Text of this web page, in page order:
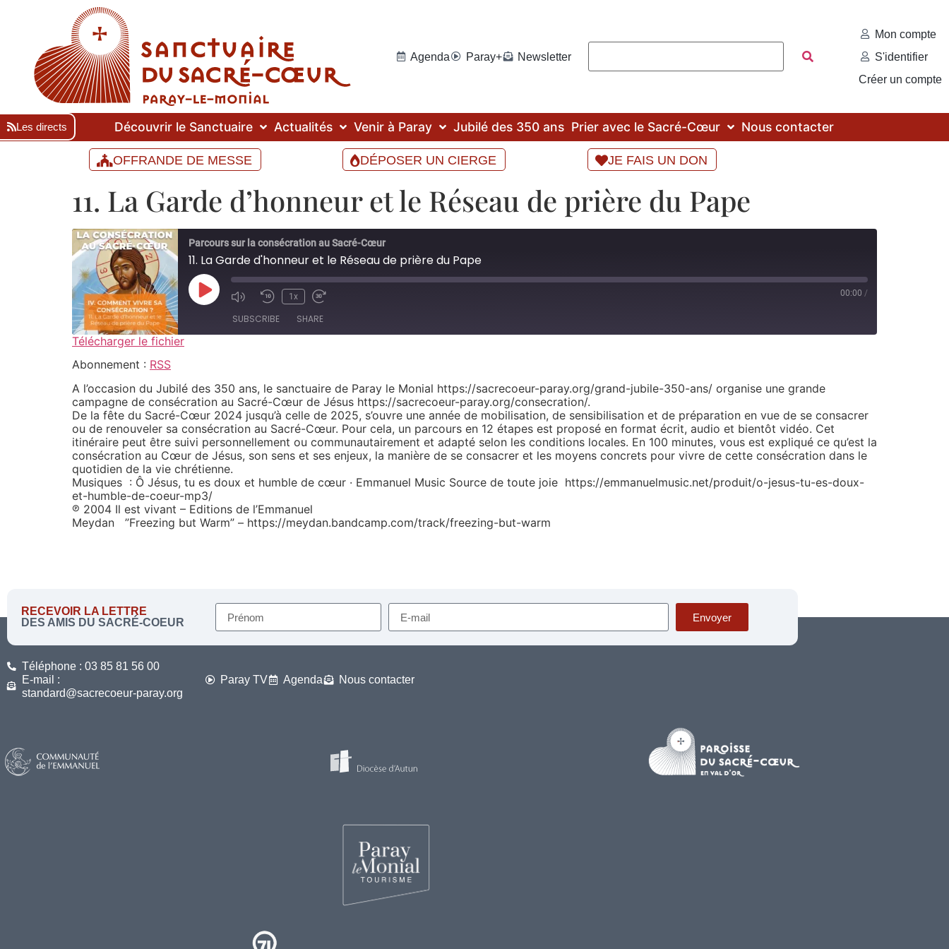
Agenda Paray+ Newsletter
Mon compte
S'identifier
Créer un compte
Les directs Découvrir le Sanctuaire Actualités Venir à Paray Jubilé des 350 ans Prier avec le Sacré-Cœur Nous contacter
OFFRANDE DE MESSE DÉPOSER UN CIERGE JE FAIS UN DON
11. La Garde d’honneur et le Réseau de prière du Pape
Parcours sur la consécration au Sacré-Cœur
11. La Garde d'honneur et le Réseau de prière du Pape
1x 00:00 /
SUBSCRIBE SHARE
RSS
RSS FEED
SHARE
LINK
EMBED
Télécharger le fichier
Abonnement : RSS
A l’occasion du Jubilé des 350 ans, le sanctuaire de Paray le Monial https://sacrecoeur-paray.org/grand-jubile-350-ans/ organise une grande
campagne de consécration au Sacré-Cœur de Jésus https://sacrecoeur-paray.org/consecration/.
De la fête du Sacré-Cœur 2024 jusqu’à celle de 2025, s’ouvre une année de mobilisation, de sensibilisation et de préparation en vue de se consacrer
ou de renouveler sa consécration au Sacré-Cœur. Pour cela, un parcours en 12 étapes est proposé en format écrit, audio et bientôt vidéo. Cet
itinéraire peut être suivi personnellement ou communautairement et adapté selon les conditions locales. En 100 minutes, vous est expliqué ce qu’est la
consécration au Cœur de Jésus, son sens et ses enjeux, la manière de se consacrer et les moyens concrets pour vivre de cette consécration dans le
quotidien de la vie chrétienne.
Musiques : Ô Jésus, tu es doux et humble de cœur · Emmanuel Music Source de toute joie https://emmanuelmusic.net/produit/o-jesus-tu-es-doux-
et-humble-de-coeur-mp3/
℗ 2004 Il est vivant – Editions de l’Emmanuel
Meydan ”Freezing but Warm” – https://meydan.bandcamp.com/track/freezing-but-warm
RECEVOIR LA LETTRE
DES AMIS DU SACRÉ-COEUR
Envoyer
Téléphone : 03 85 81 56 00
E-mail :
standard@sacrecoeur-paray.org
Paray TV Agenda Nous contacter